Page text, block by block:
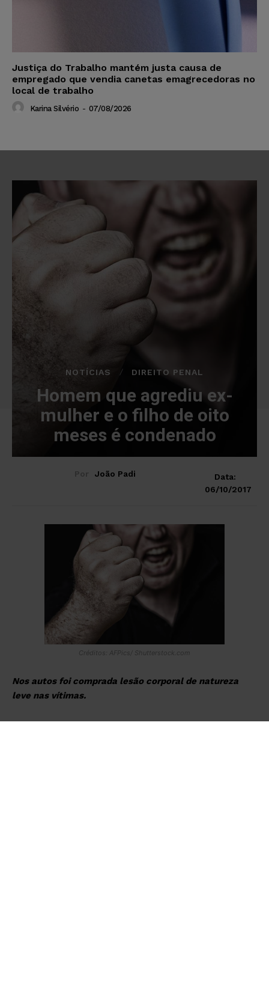
Justiça do Trabalho mantém justa causa de
empregado que vendia canetas emagrecedoras no
local de trabalho
Karina Silvério - 07/08/2026